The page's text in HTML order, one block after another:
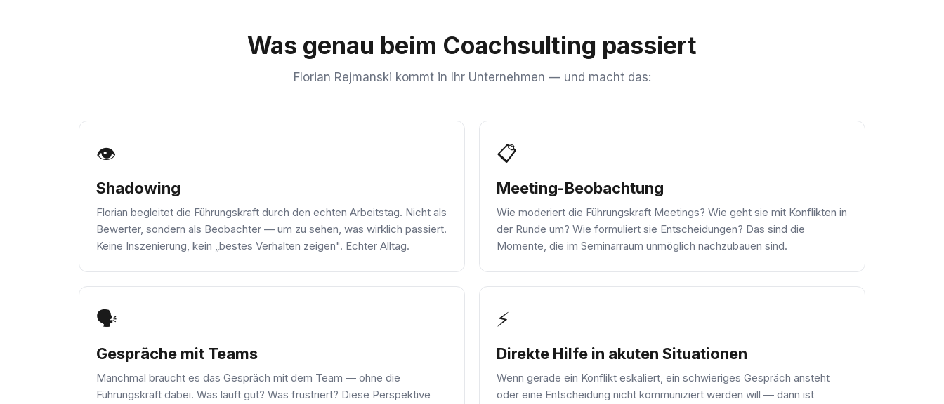
Was genau beim Coachsulting passiert
Florian Rejmanski kommt in Ihr Unternehmen — und macht das:
👁️
Shadowing
Florian begleitet die Führungskraft durch den echten Arbeitstag. Nicht als
Bewerter, sondern als Beobachter — um zu sehen, was wirklich passiert.
Keine Inszenierung, kein „bestes Verhalten zeigen". Echter Alltag.
📋
Meeting-Beobachtung
Wie moderiert die Führungskraft Meetings? Wie geht sie mit Konflikten in
der Runde um? Wie formuliert sie Entscheidungen? Das sind die
Momente, die im Seminarraum unmöglich nachzubauen sind.
🗣️
Gespräche mit Teams
Manchmal braucht es das Gespräch mit dem Team — ohne die
Führungskraft dabei. Was läuft gut? Was frustriert? Diese Perspektive
⚡
Direkte Hilfe in akuten Situationen
Wenn gerade ein Konflikt eskaliert, ein schwieriges Gespräch ansteht
oder eine Entscheidung nicht kommuniziert werden will — dann ist